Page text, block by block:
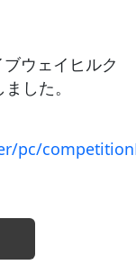
は
ウェイヒルク
した。
pc/